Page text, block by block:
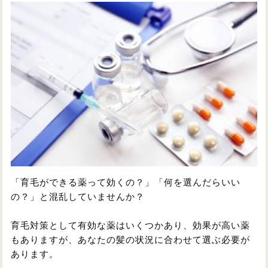
育毛剤
発毛
円形脱毛症
お問い合わせ
「育毛ができる薬って効くの？」「何を選んだらいい
の？」と混乱していませんか？
育毛対策として有効な薬はいくつかあり、効果が高い薬
もありますが、あなたの髪の状況に合わせて選ぶ必要が
あります。
ふけ
円形脱毛症 女性の薄毛
対策・アイテムから記事を探す
植毛 病院・クリニック